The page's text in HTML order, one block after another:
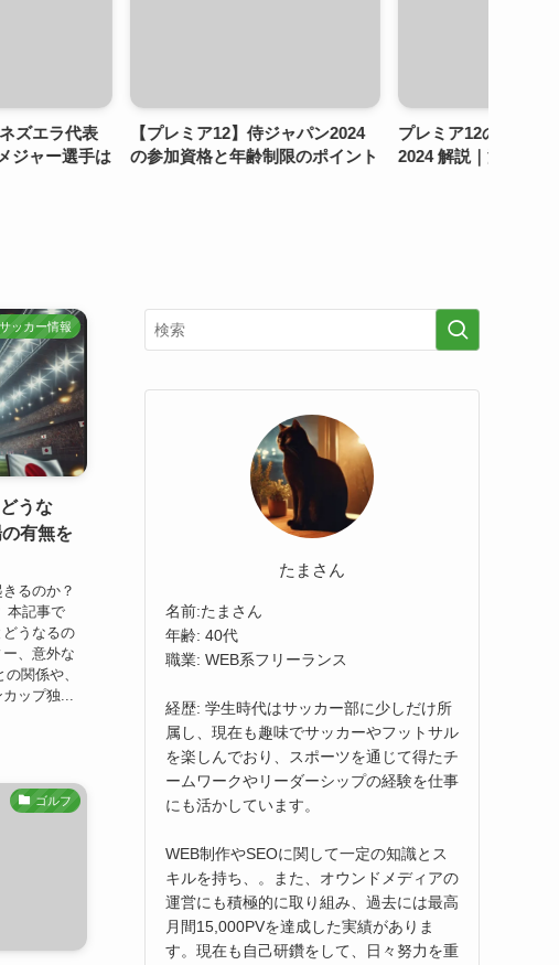
ミア12】侍ジャパン2024
資格と年齢制限のポイント
プレミア12の台湾代表メンバー
2024 解説｜注目選手と戦力分析
サッカー情報
うな
有無を
るのか？
本記事で
うなるの
、意外な
関係や、
ップ独...
ゴルフ
たまさん
名前:たまさん
年齢: 40代
職業: WEB系フリーランス
経歴: 学生時代はサッカー部に少しだけ所
属し、現在も趣味でサッカーやフットサル
を楽しんでおり、スポーツを通じて得たチ
ームワークやリーダーシップの経験を仕事
にも活かしています。
WEB制作やSEOに関して一定の知識とス
キルを持ち、。また、オウンドメディアの
運営にも積極的に取り組み、過去には最高
月間15,000PVを達成した実績がありま
す。現在も自己研鑽をして、日々努力を重